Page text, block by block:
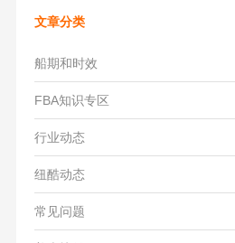
文章分类
船期和时效
FBA知识专区
行业动态
纽酷动态
常见问题